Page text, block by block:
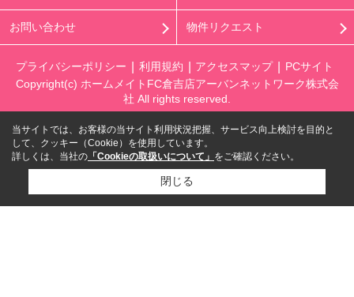
お問い合わせ 物件リクエスト
プライバシーポリシー 利用規約 アクセスマップ
PCサイト
Copyright(c) ホームメイトFC倉吉店アーバンネットワーク株式会
社 All rights reserved.
当サイトでは、お客様の当サイト利用状況把握、サービス向上検討を目的と
して、クッキー（Cookie）を使用しています。
詳しくは、当社の 「Cookieの取扱いについて」 をご確認ください。
閉じる